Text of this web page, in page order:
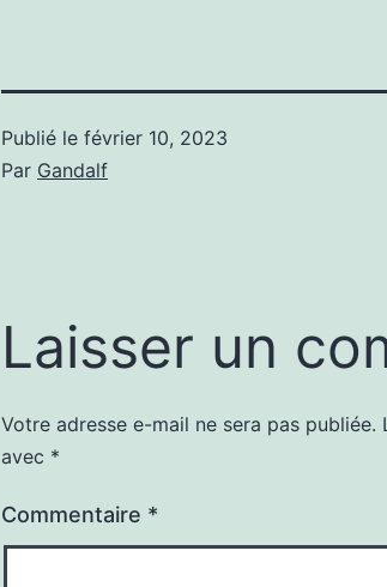
Publié le février 10, 2023
Par Gandalf
Laisser un
Votre adresse e-mail ne sera pas publiée.
avec *
Commentaire *